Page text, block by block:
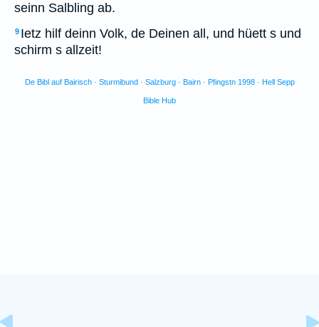
seinn Salbling ab.
9 Ietz hilf deinn Volk, de Deinen all, und hüett s und
schirm s allzeit!
De Bibl auf Bairisch · Sturmibund · Salzburg · Bairn · Pfingstn 1998 · Hell Sepp
Bible Hub